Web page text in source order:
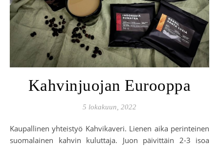
Kahvinjuojan Eurooppa
5 lokakuun, 2022
Kaupallinen yhteistyö Kahvikaveri. Lienen aika perinteinen
suomalainen kahvin kuluttaja. Juon päivittäin 2-3 isoa